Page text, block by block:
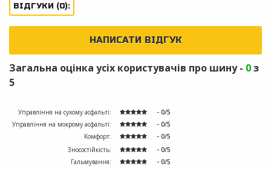
ВІДГУКИ (0):
НАПИСАТИ ВІДГУК
Загальна оцінка усіх користувачів про шину - 0з
5
Управління на сухому асфальті:
- 0/5
Управління на мокрому асфальті:
- 0/5
Комфорт:
- 0/5
Зносостійкість:
- 0/5
Гальмування:
- 0/5